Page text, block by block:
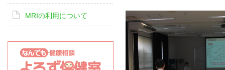
MRIの利用について